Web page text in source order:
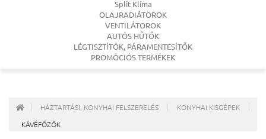
Split Klíma
OLAJRADIÁTOROK
VENTILÁTOROK
AUTÓS HŰTŐK
LÉGTISZTÍTÓK, PÁRAMENTESÍTŐK
PROMÓCIÓS TERMÉKEK
HÁZTARTÁSI, KONYHAI FELSZERELÉS
KONYHAI KISGÉPEK
KÁVÉFŐZŐK